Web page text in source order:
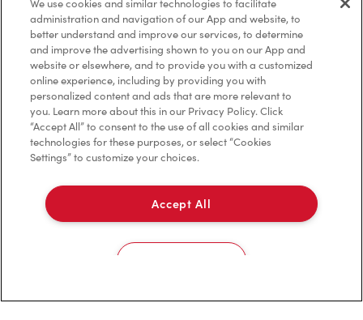
Politique de confidentialité
Conditions de service
Marques de commerce
Accessibilité
Diagnostic
Contactez-nous
We use cookies and similar technologies to facilitate
administration and navigation of our App and website, to
better understand and improve our services, to determine
and improve the advertising shown to you on our App and
website or elsewhere, and to provide you with a customized
online experience, including by providing you with
personalized content and ads that are more relevant to
you. Learn more about this in our Privacy Policy. Click
“Accept All” to consent to the use of all cookies and similar
technologies for these purposes, or select “Cookies
Settings” to customize your choices.
Accept All